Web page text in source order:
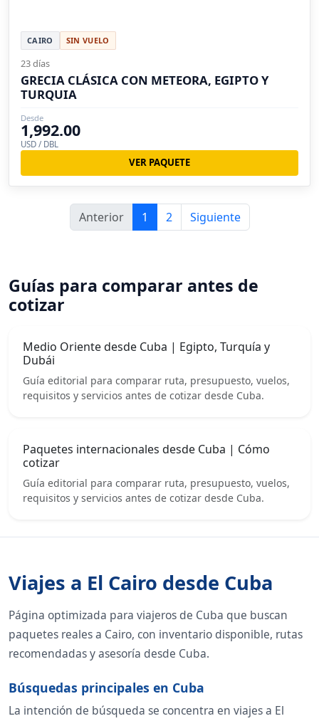
CAIRO SIN VUELO
23 días
GRECIA CLÁSICA CON METEORA, EGIPTO Y
TURQUIA
Desde
1,992.00
USD / DBL
VER PAQUETE
Anterior 1 2 Siguiente
Guías para comparar antes de
cotizar
Medio Oriente desde Cuba | Egipto, Turquía y
Dubái
Guía editorial para comparar ruta, presupuesto, vuelos,
requisitos y servicios antes de cotizar desde Cuba.
Paquetes internacionales desde Cuba | Cómo
cotizar
Guía editorial para comparar ruta, presupuesto, vuelos,
requisitos y servicios antes de cotizar desde Cuba.
Viajes a El Cairo desde Cuba
Página optimizada para viajeros de Cuba que buscan
paquetes reales a Cairo, con inventario disponible, rutas
recomendadas y asesoría desde Cuba.
Búsquedas principales en Cuba
La intención de búsqueda se concentra en viajes a El